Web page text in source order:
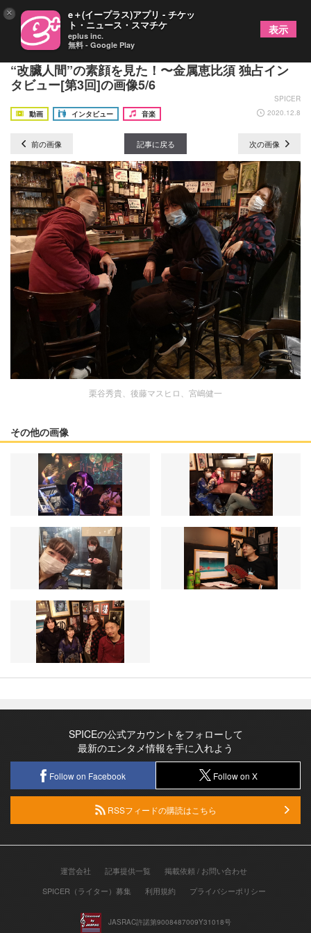
ダミアン浜田陛下に操られてメジャーデビュー！
“改臟人間”の素顔を見た！〜金属恵比須 独占イン
タビュー[第3回]の画像5/6
SPICER
動画
インタビュー 音楽 2020.12.8
前の画像 記事に戻る 次の画像
栗谷秀貴、後藤マスヒロ、宮嶋健一
その他の画像
SPICEの公式アカウントをフォローして
最新のエンタメ情報を手に入れよう
Follow on Facebook Follow on X
RSSフィードの購読はこちら
運営会社 記事提供一覧
掲載依頼 / お問い合わせ
SPICER（ライター）募集
利用規約 プライバシーポリシー
JASRAC許諾第9008487009Y31018号
× e＋(イープラス)アプリ - チケッ
ト・ニュース・スマチケ
eplus inc.
無料 - Google Play
表示